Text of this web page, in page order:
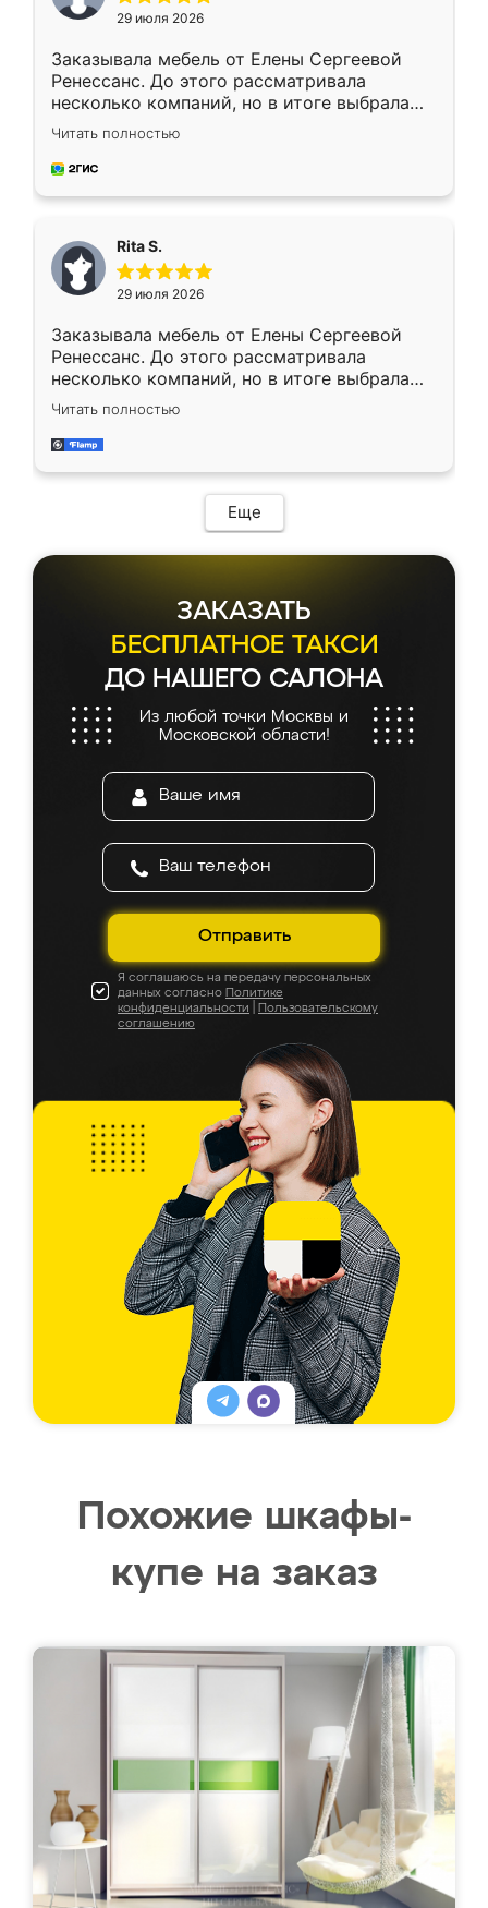
29 июля 2026
Заказывала мебель от Елены Сергеевой
Ренессанс. До этого рассматривала
несколько компаний, но в итоге выбрала
эту. Сначала обговорили условия, потом
приехал замерщик, всё спокойно объяснил
и снял размеры. Изготовили в срок, с
каких-либо доработок. Качеством осталась
довольна, все выглядит так, как и ожидала.
Читать полностью
Rita S.
29 июля 2026
Заказывала мебель от Елены Сергеевой
Ренессанс. До этого рассматривала
несколько компаний, но в итоге выбрала
эту. Сначала обговорили условия, потом
приехал замерщик, всё спокойно объяснил
и снял размеры. Изготовили в срок, с
мебель сразу встала на свое место без
каких-либо доработок. Качеством осталась
довольна, все выглядит так, как и ожидала.
Читать полностью
Еще
ЗАКАЗАТЬ
БЕСПЛАТНОЕ ТАКСИ
ДО НАШЕГО САЛОНА
Из любой точки Москвы и
Московской области!
Отправить
Я соглашаюсь на передачу персональных
данных согласно Политике
конфиденциальности
Пользовательскому
соглашению
Похожие шкафы-
купе на заказ